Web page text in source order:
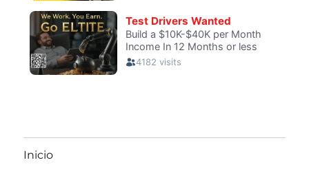
Inicio